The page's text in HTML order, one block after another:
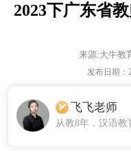
2023下广东省
来源:大牛教
发布日期：
飞飞老师
从教8年，汉语教